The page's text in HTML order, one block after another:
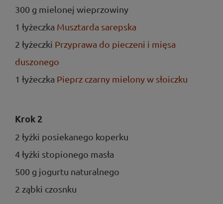
300 g mielonej wieprzowiny
1 łyżeczka Musztarda sarepska
2 łyżeczki Przyprawa do pieczeni i mięsa
duszonego
1 łyżeczka Pieprz czarny mielony w słoiczku
Krok 2
2 łyżki posiekanego koperku
4 łyżki stopionego masła
500 g jogurtu naturalnego
2 ząbki czosnku